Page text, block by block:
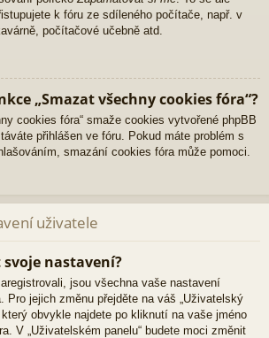
k fóru ze sdíleného počítače, např. v
počítačové učebně atd.
„Smazat všechny cookies fóra“?
cookies fóra“ smaže cookies vytvořené phpBB
přihlášen ve fóru. Pokud máte problém s
smazání cookies fóra může pomoci.
uživatele
nastavení?
jsou všechna vaše nastavení
Pro jejich změnu přejděte na váš „Uživatelský
obvykle najdete po kliknutí na vaše jméno
V „Uživatelském panelu“ budete moci změnit